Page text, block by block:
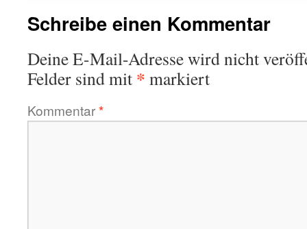
Schreibe einen Kommentar
Deine E-Mail-Adresse wird nicht
Felder sind mit * markiert
Kommentar*